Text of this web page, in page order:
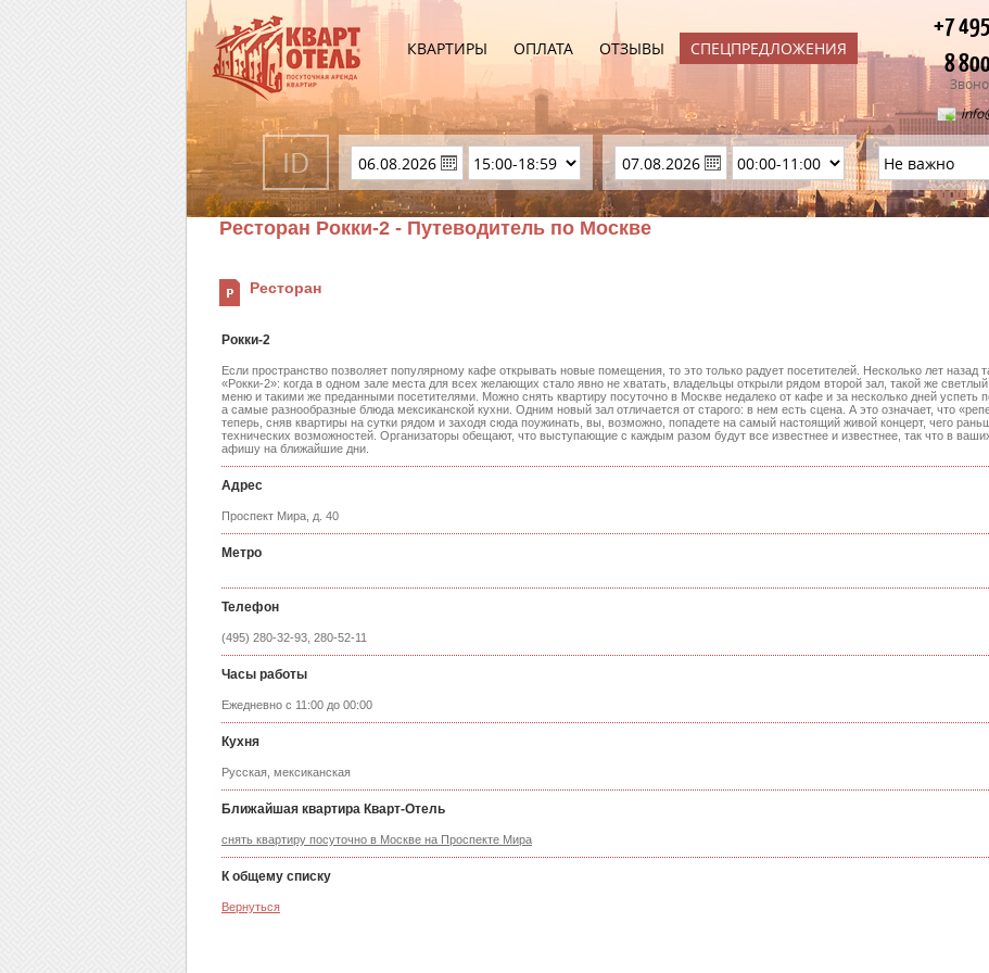
КВАРТИРЫ ОПЛАТА ОТЗЫВЫ СПЕЦПРЕДЛОЖЕНИЯ
+7
8
Ресторан Рокки-2 - Путеводитель по Москве
Ресторан
Рокки-2
Если пространство позволяет популярному кафе открывать новые помещения, то это только радует посетителей. Несколько лет назад
«Рокки-2»: когда в одном зале места для всех желающих стало явно не хватать, владельцы открыли рядом второй зал, такой же
меню и такими же преданными посетителями. Можно снять квартиру посуточно в Москве недалеко от кафе и за несколько дней успеть
а самые разнообразные блюда мексиканской кухни. Одним новый зал отличается от старого: в нем есть сцена. А это означает, что
теперь, сняв квартиры на сутки рядом и заходя сюда поужинать, вы, возможно, попадете на самый настоящий живой концерт, чего
технических возможностей. Организаторы обещают, что выступающие с каждым разом будут все известнее и известнее, так что в
афишу на ближайшие дни.
Адрес
Проспект Мира, д. 40
Метро
Телефон
(495) 280-32-93, 280-52-11
Часы работы
Ежедневно с 11:00 до 00:00
Кухня
Русская, мексиканская
Ближайшая квартира Кварт-Отель
снять квартиру посуточно в Москве на Проспекте Мира
К общему списку
Вернуться